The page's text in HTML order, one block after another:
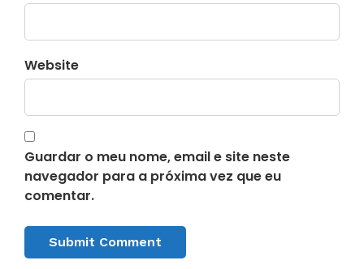
Website
Guardar o meu nome, email e site neste
navegador para a próxima vez que eu
comentar.